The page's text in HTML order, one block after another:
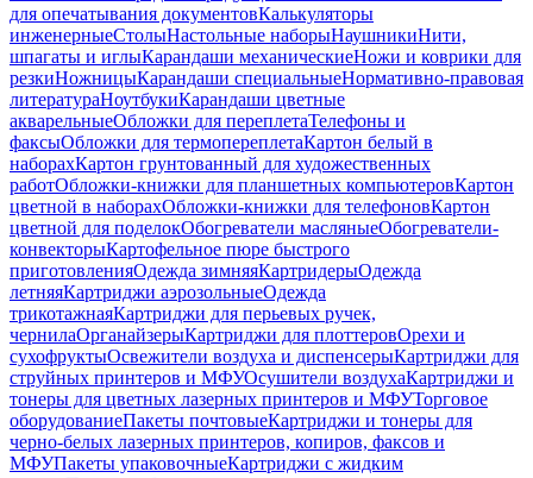
для опечатывания документовКалькуляторы
инженерныеСтолыНастольные наборыНаушникиНити,
шпагаты и иглыКарандаши механическиеНожи и коврики для
резкиНожницыКарандаши специальныеНормативно-правовая
литератураНоутбукиКарандаши цветные
акварельныеОбложки для переплетаТелефоны и
факсыОбложки для термопереплетаКартон белый в
наборахКартон грунтованный для художественных
работОбложки-книжки для планшетных компьютеровКартон
цветной в наборахОбложки-книжки для телефоновКартон
цветной для поделокОбогреватели масляныеОбогреватели-
конвекторыКартофельное пюре быстрого
приготовленияОдежда зимняяКартридерыОдежда
летняяКартриджи аэрозольныеОдежда
трикотажнаяКартриджи для перьевых ручек,
чернилаОрганайзерыКартриджи для плоттеровОрехи и
сухофруктыОсвежители воздуха и диспенсерыКартриджи для
струйных принтеров и МФУОсушители воздухаКартриджи и
тонеры для цветных лазерных принтеров и МФУТорговое
оборудованиеПакеты почтовыеКартриджи и тонеры для
черно-белых лазерных принтеров, копиров, факсов и
МФУПакеты упаковочныеКартриджи с жидким